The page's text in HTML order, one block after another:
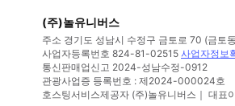
(주)놀유니버스
주소 경기도 성남시 수정구 금토로 70 (금토
사업자등록번호 824-81-02515 사업자정보
통신판매업신고 2024-성남수정-0912
관광사업증 등록번호 : 제2024-000024호
호스팅서비스제공자 (주)놀유니버스｜ 대표